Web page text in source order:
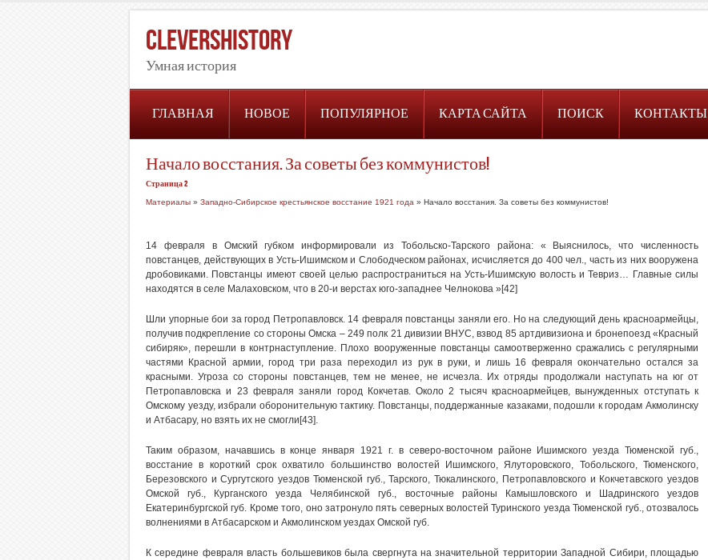
CleversHistory
Умная история
ГЛАВНАЯ НОВОЕ ПОПУЛЯРНОЕ КАРТА САЙТА ПОИСК КОНТАКТЫ
Начало восстания. За советы без коммунистов!
Страница 2
Материалы » Западно-Сибирское крестьянское восстание 1921 года » Начало восстания. За советы без коммунистов!
14 февраля в Омский губком информировали из Тобольско-Тарского района: « Выяснилось, что численность
повстанцев, действующих в Усть-Ишимском и Слободческом районах, исчисляется до 400 чел., часть из них вооружена
дробовиками. Повстанцы имеют своей целью распространиться на Усть-Ишимскую волость и Тевриз… Главные силы
находятся в селе Малаховском, что в 20-и верстах юго-западнее Челнокова »[42]
Шли упорные бои за город Петропавловск. 14 февраля повстанцы заняли его. Но на следующий день красноармейцы,
получив подкрепление со стороны Омска – 249 полк 21 дивизии ВНУС, взвод 85 артдивизиона и бронепоезд «Красный
сибиряк», перешли в контрнаступление. Плохо вооруженные повстанцы самоотверженно сражались с регулярными
частями Красной армии, город три раза переходил из рук в руки, и лишь 16 февраля окончательно остался за
красными. Угроза со стороны повстанцев, тем не менее, не исчезла. Их отряды продолжали наступать на юг от
Петропавловска и 23 февраля заняли город Кокчетав. Около 2 тысяч красноармейцев, вынужденных отступать к
Омскому уезду, избрали оборонительную тактику. Повстанцы, поддержанные казаками, подошли к городам Акмолинску
и Атбасару, но взять их не смогли[43].
Таким образом, начавшись в конце января 1921 г. в северо-восточном районе Ишимского уезда Тюменской губ.,
восстание в короткий срок охватило большинство волостей Ишимского, Ялуторовского, Тобольского, Тюменского,
Березовского и Сургутского уездов Тюменской губ., Тарского, Тюкалинского, Петропавловского и Кокчетавского уездов
Омской губ., Курганского уезда Челябинской губ., восточные районы Камышловского и Шадринского уездов
Екатеринбургской губ. Кроме того, оно затронуло пять северных волостей Туринского уезда Тюменской губ., отозвалось
волнениями в Атбасарском и Акмолинском уездах Омской губ.
К середине февраля власть большевиков была свергнута на значительной территории Западной Сибири, площадью